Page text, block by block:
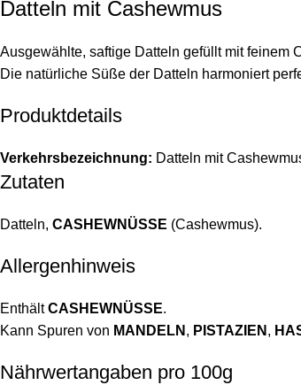
Datteln mit Cashewmus
Ausgewählte, saftige Datteln gefüllt mit feinem
Die natürliche Süße der Datteln harmoniert
Produktdetails
Verkehrsbezeichnung: Datteln mit
Zutaten
Datteln, CASHEWNÜSSE (Cashewmus).
Allergenhinweis
EnthältCASHEWNÜSSE.
Kann Spuren von MANDELN , PISTAZIEN ,
Nährwertangaben pro 100g